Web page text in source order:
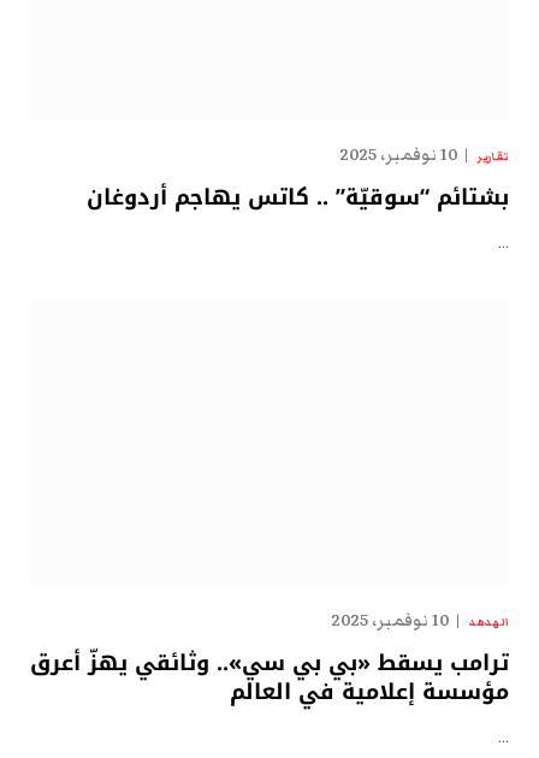
تقارير 10 نوفمبر، 2025
بشتائم “سوقيّة” .. كاتس يهاجم أردوغان
…
الهدهد 10 نوفمبر، 2025
ترامب يسقط «بي بي سي».. وثائقي يهزّ أعرق
مؤسسة إعلامية في العالم
…